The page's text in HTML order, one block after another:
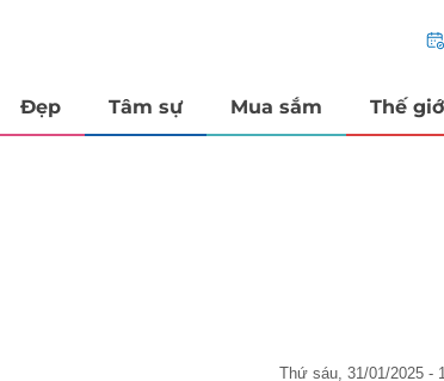
Đẹp Tâm sự Mua sắm Thế
thứ sáu, 31/01/2025 -